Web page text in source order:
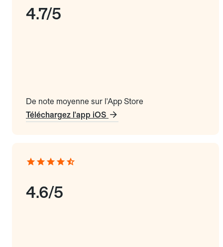
4.7/5
De note moyenne sur l'App Store
Téléchargez l'app iOS
4.6/5